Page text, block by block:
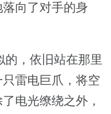
向了对手的身
，依旧站在那里
雷电巨爪，将空
电光缭绕之外，